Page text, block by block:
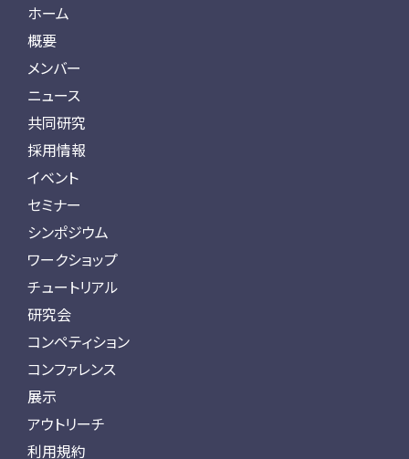
ホーム
概要
メンバー
ニュース
共同研究
採用情報
イベント
セミナー
シンポジウム
ワークショップ
チュートリアル
研究会
コンペティション
コンファレンス
展示
アウトリーチ
利用規約